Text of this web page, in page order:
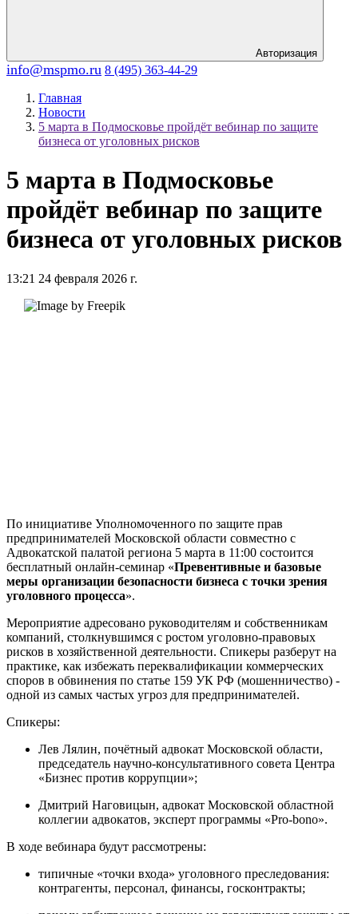
Авторизация
info@mspmo.ru 8 (495) 363-44-29
Главная
Новости
5 марта в Подмосковье пройдёт вебинар по защите
бизнеса от уголовных рисков
5 марта в Подмосковье
пройдёт вебинар по защите
бизнеса от уголовных рисков
13:21 24 февраля 2026 г.
По инициативе Уполномоченного по защите прав
предпринимателей Московской области совместно с
Адвокатской палатой региона 5 марта в 11:00 состоится
бесплатный онлайн-семинар «Превентивные и базовые
меры организации безопасности бизнеса с точки зрения
уголовного процесса».
Мероприятие адресовано руководителям и собственникам
компаний, столкнувшимся с ростом уголовно-правовых
рисков в хозяйственной деятельности. Спикеры разберут на
практике, как избежать переквалификации коммерческих
споров в обвинения по статье 159 УК РФ (мошенничество) -
одной из самых частых угроз для предпринимателей.
Спикеры:
Лев Лялин, почётный адвокат Московской области,
председатель научно-консультативного совета Центра
«Бизнес против коррупции»;
Дмитрий Наговицын, адвокат Московской областной
коллегии адвокатов, эксперт программы «Pro-bono».
В ходе вебинара будут рассмотрены:
типичные «точки входа» уголовного преследования:
контрагенты, персонал, финансы, госконтракты;